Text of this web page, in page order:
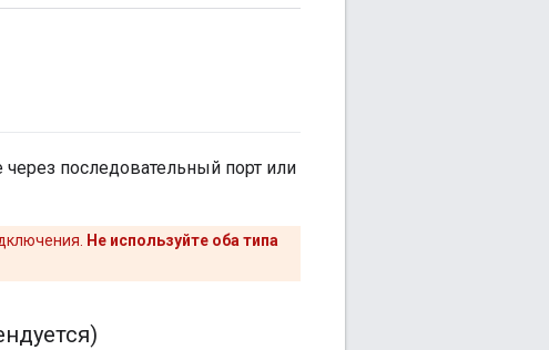
последовательный порт или
Не используйте оба типа